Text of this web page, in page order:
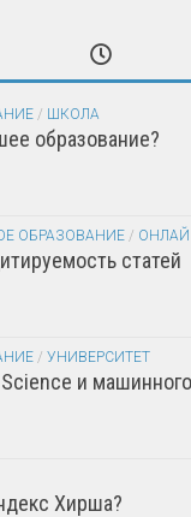
/ ШКОЛА
образование?
ОБРАЗОВАНИЕ /
статей
/ УНИВЕРСИТЕТ
и
Хирша?